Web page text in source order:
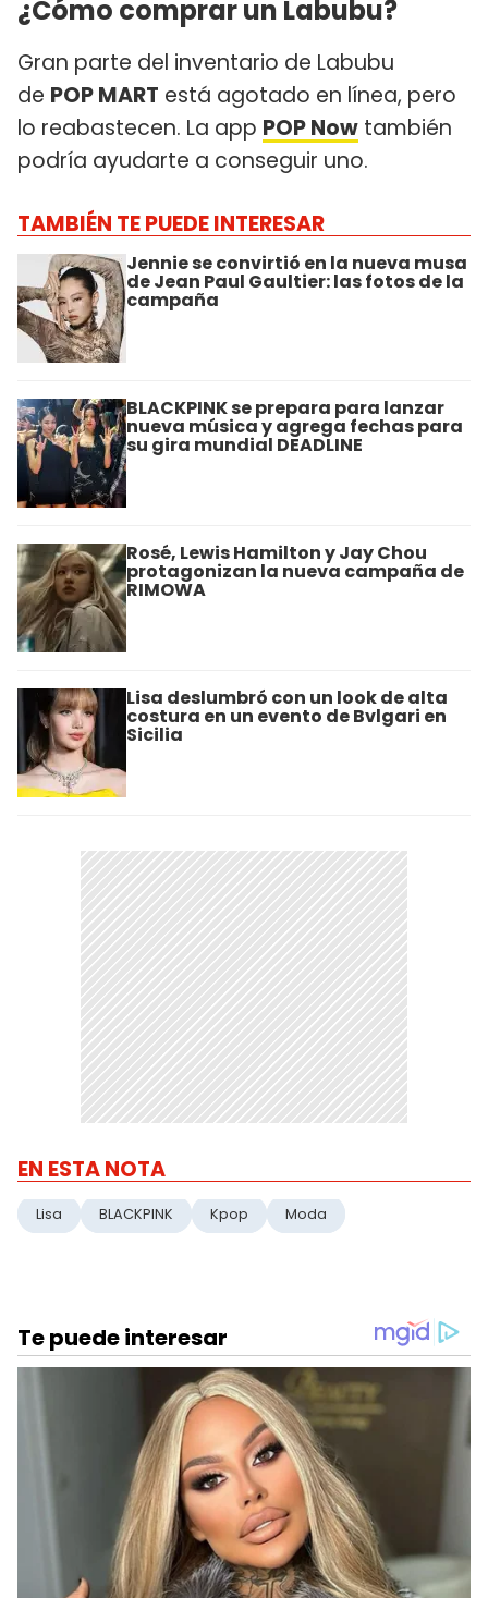
¿Cómo comprar un Labubu?
Gran parte del inventario de Labubu
de POP MART está agotado en línea, pero
lo reabastecen. La app POP Now también
podría ayudarte a conseguir uno.
TAMBIÉN TE PUEDE INTERESAR
Jennie se convirtió en la nueva musa
de Jean Paul Gaultier: las fotos de la
campaña
BLACKPINK se prepara para lanzar
nueva música y agrega fechas para
su gira mundial DEADLINE
Rosé, Lewis Hamilton y Jay Chou
protagonizan la nueva campaña de
RIMOWA
Lisa deslumbró con un look de alta
costura en un evento de Bvlgari en
Sicilia
EN ESTA NOTA
Lisa BLACKPINK Kpop Moda